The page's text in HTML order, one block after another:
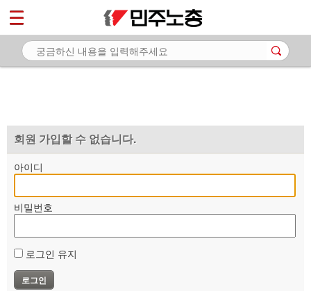
회원 가입할 수 없습니다.
아이디
비밀번호
로그인 유지
마이페이지
소개
자료
부설기관